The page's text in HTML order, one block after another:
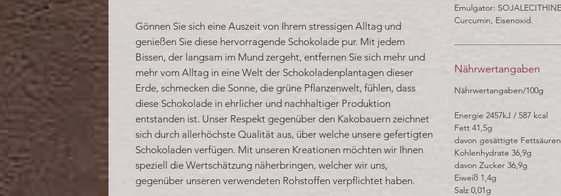
Gönnen Sie sich eine Auszeit von Ihrem stressigen Alltag und
genießen Sie diese hervorragende Schokolade pur. Mit jedem
Bissen, der langsam im Mund zergeht, entfernen Sie sich mehr und
mehr vom Alltag in eine Welt der Schokoladenplantagen dieser
Erde, schmecken die Sonne, die grüne Pflanzenwelt, fühlen, dass
diese Schokolade in ehrlicher und nachhaltiger Produktion
entstanden ist. Unser Respekt gegenüber den Kakobauern zeichnet
sich durch allerhöchste Qualität aus, über welche unsere gefertigten
Schokoladen verfügen. Mit unseren Kreationen möchten wir Ihnen
speziell die Wertschätzung näherbringen, welcher wir uns,
gegenüber unseren verwendeten Rohstoffen verpflichtet haben.
Emulgator:
Curcumin, Eisenoxid.
Nährwertangaben
Nährwertangaben/100g
Energie 2457kJ / 587 kcal
Fett 41,5g
davon gesättigte
Kohlenhydrate 36,9g
davon Zucker 36,9g
Eiweiß 1,4g
Salz 0,01g